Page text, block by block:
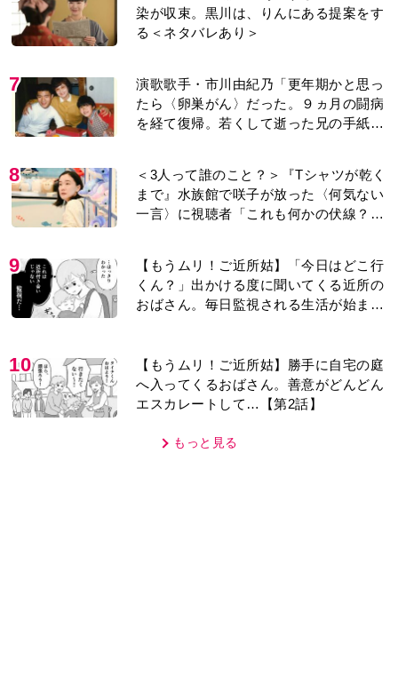
7
演歌歌手・市川由紀乃「更年期かと思っ
を経て復帰。若くして逝った兄の手紙を
今も支えに」【2026上半期BEST】
8
＜3人って誰のこと？＞『Tシャツが乾く
一言〉に視聴者「これも何かの伏線？」
「子どもの話だと…」
9
【もうムリ！ご近所姑】「今日はどこ行
おばさん。毎日監視される生活が始ま
り…【第1話】
10
エスカレートして…【第2話】
もっと見る